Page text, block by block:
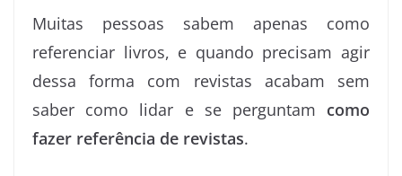
Muitas pessoas sabem apenas como
referenciar livros, e quando precisam agir
dessa forma com revistas acabam sem
saber como lidar e se perguntam como
fazer referência de revistas.